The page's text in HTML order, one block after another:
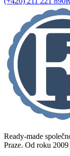
Ready-made
Praze. Od roku